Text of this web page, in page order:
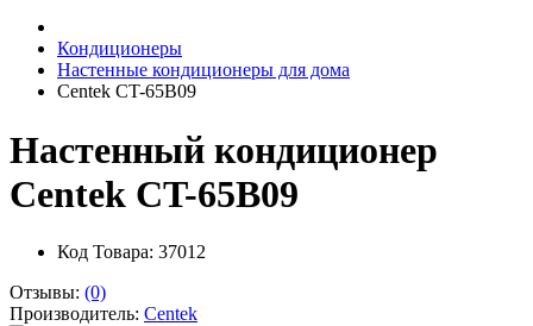
Кондиционеры
Настенные кондиционеры для дома
Centek CT-65B09
Настенный кондиционер
Centek CT-65B09
Код Товара: 37012
Отзывы: (0)
Производитель: Centek